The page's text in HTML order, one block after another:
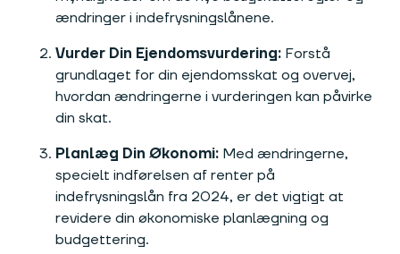
ændringer i indefrysningslånene.
Vurder Din Ejendomsvurdering: Forstå
grundlaget for din ejendomsskat og overvej,
hvordan ændringerne i vurderingen kan påvirke
din skat.
Planlæg Din Økonomi: Med ændringerne,
specielt indførelsen af renter på
indefrysningslån fra 2024, er det vigtigt at
revidere din økonomiske planlægning og
budgettering.